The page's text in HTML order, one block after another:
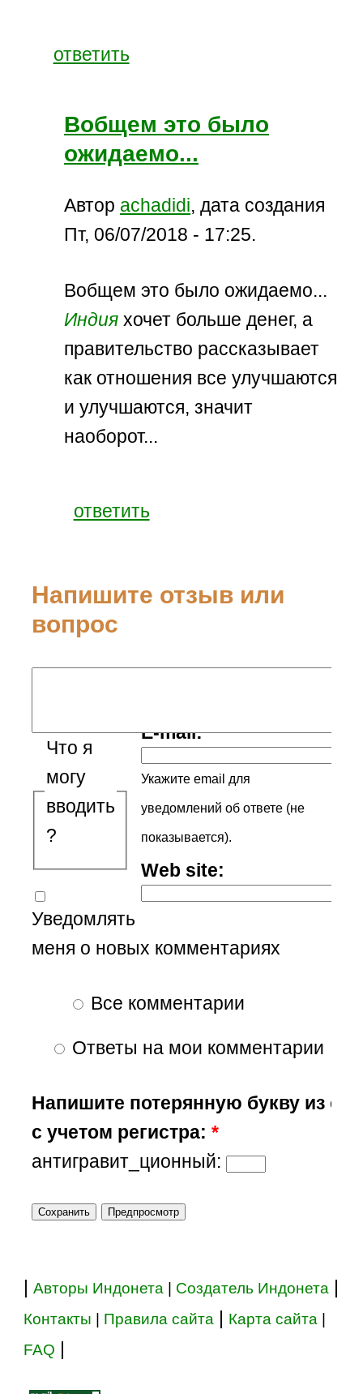
ответить
Вобщем это было
ожидаемо...
Автор achadidi, дата создания
Пт, 06/07/2018 - 17:25.
Вобщем это было ожидаемо...
Индия хочет больше денег, а
правительство рассказывает
как отношения все улучшаются
и улучшаются, значит
наоборот...
ответить
Напишите отзыв или
вопрос
E-mail:
Укажите email для
уведомлений об ответе (не
показывается).
Web site:
Что я
могу
вводить
?
Уведомлять
меня о новых комментариях
Все комментарии
Ответы на мои комментарии
Напишите потерянную букву из
с учетом регистра:*
антигравит_ционный:
|Авторы Индонета Создатель Индонета
Контакты Правила сайта Карта сайта
FAQ